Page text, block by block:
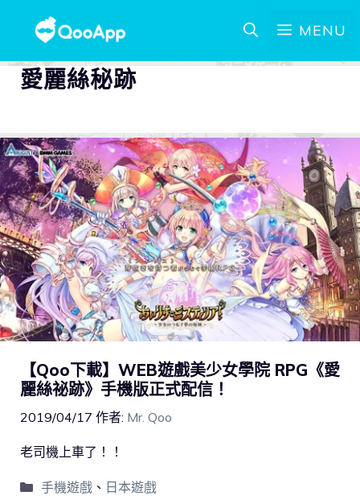
MENU
愛麗絲秘跡
【Qoo下載】WEB遊戲美少女學院 RPG《愛
麗絲祕跡》手機版正式配信！
2019/04/17 作者: Mr. Qoo
老司機上車了！！
手機遊戲、 日本遊戲